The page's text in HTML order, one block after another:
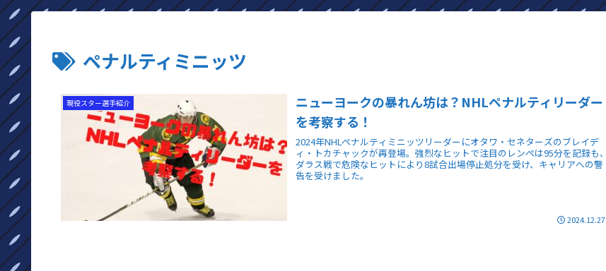
ペナルティミニッツ
現役スター選手紹介
ニューヨークの暴れん坊は？NHLペナルティリーダー
を考察する！
2024年NHLペナルティミニッツリーダーにオタワ・セネターズのブレイデ
ィ・トカチャックが再登場。強烈なヒットで注目のレンぺは95分を記録も、
ダラス戦で危険なヒットにより8試合出場停止処分を受け、キャリアへの警
告を受けました。
2024.12.27